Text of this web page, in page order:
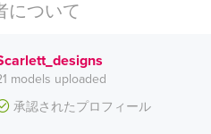
について
models uploaded
承認されたプロフィール